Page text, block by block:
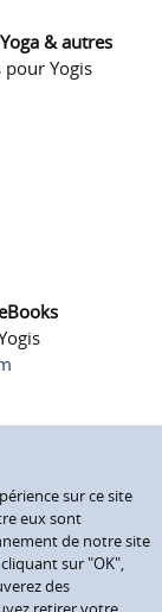
& autres
Yogis
sur ce site
eux sont
de notre site
sur "OK",
des